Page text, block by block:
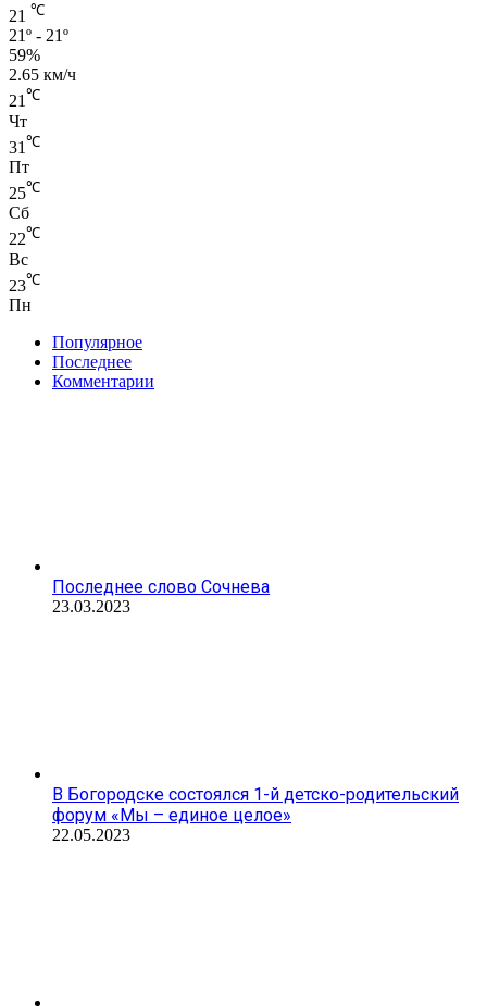
21 ℃
21º - 21º
59%
2.65 км/ч
21℃
Чт
31 ℃
Пт
25℃
Сб
22℃
Вс
23℃
Пн
Популярное
Последнее
Комментарии
Последнее слово Сочнева
23.03.2023
В Богородске состоялся 1-й детско-родительский
форум «Мы – единое целое»
22.05.2023